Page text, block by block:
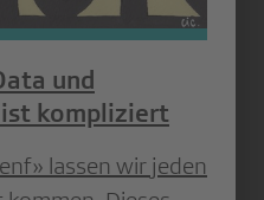
und
ist kompliziert
lassen wir jeden